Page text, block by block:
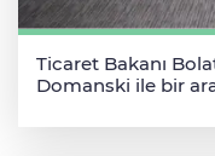
Ticaret Bakanı
Domanski ile bir